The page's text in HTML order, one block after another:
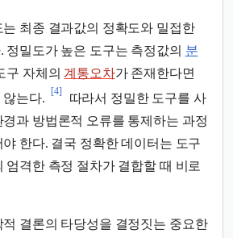
최종 결과값의 정확도와 밀접한
정밀도가 높은 도구는 측정값의 분
구 자체의 계통오차가 존재한다면
않는다.
[4]
따라서 정밀한 도구를 사
과 방법론적 오류를 통제하는 과정
한다. 결국 정확한 데이터는 도구
엄격한 측정 절차가 결합할 때 비로
결론의 타당성을 결정짓는 중요한